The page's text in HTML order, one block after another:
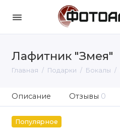
Лафитник "Змея"
Главная Подарки Бокалы
Описание Отзывы 0
Популярное